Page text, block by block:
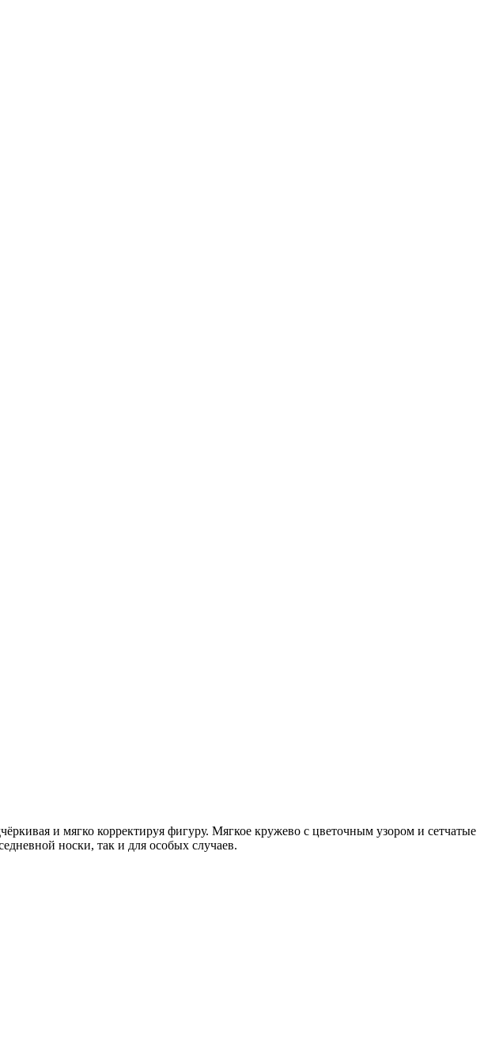
и мягко корректируя фигуру. Мягкое кружево с цветочным узором и сетчатые
носки, так и для особых случаев.